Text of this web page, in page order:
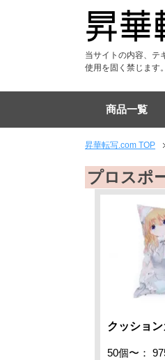
当サイトの内容、テ
使用を固く禁じます。
商品一覧
Tシャツ
DTF Tシャツ
シャツ
DTF ポロシ
パーカー
DTF パーカー
ジャンパー
ユニフォーム
パンツ
DTF スウェ
アパレル雑貨
キャップ
マスク
マフラー
ブランケット
フードブラ
タオル
フードタオル
トートバッグ
エコバッグ
リュックサ
バッグ
ケース
PC・タブ
ショルダー
スマホポシ
チケットホ
サコッシュ
ポーチ
巾着
マウスパッド
タペストリー
布ポスター
傘
布カバー
生活雑貨・
ステーショ
フラッグ
昇華転写.com TOP
プロスポ
クッショ
50個〜：